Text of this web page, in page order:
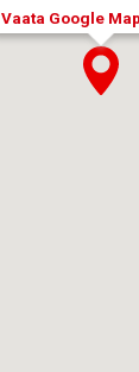
Vaata Google